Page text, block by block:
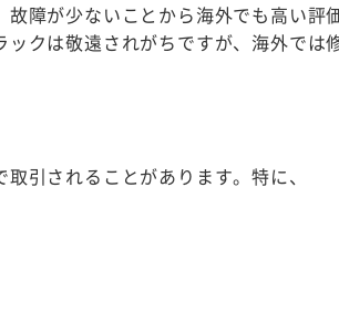
障が少ないことから海外でも高い評
クは敬遠されがちですが、海外では
引されることがあります。特に、